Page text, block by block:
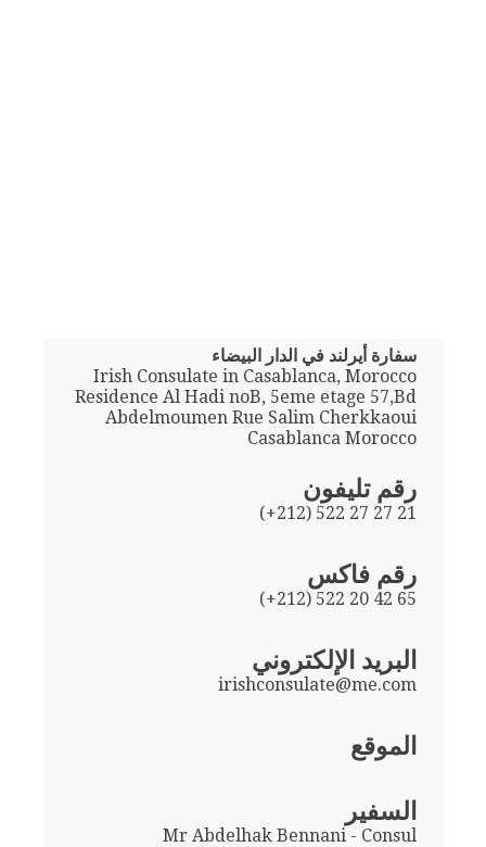
سفارة أيرلند في الدار البيضاء
Irish Consulate in Casablanca, Morocco
Residence Al Hadi noB, 5eme etage 57,Bd
Abdelmoumen Rue Salim Cherkkaoui
Casablanca Morocco
رقم تليفون
(+212) 522 27 27 21
رقم فاكس
(+212) 522 20 42 65
البريد الإلكتروني
irishconsulate@me.com
الموقع
السفير
Mr Abdelhak Bennani - Consul